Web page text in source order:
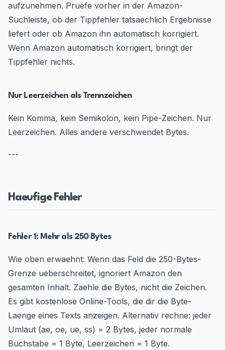
aufzunehmen. Pruefe vorher in der Amazon-
Suchleiste, ob der Tippfehler tatsaechlich Ergebnisse
liefert oder ob Amazon ihn automatisch korrigiert.
Wenn Amazon automatisch korrigiert, bringt der
Tippfehler nichts.
Nur Leerzeichen als Trennzeichen
Kein Komma, kein Semikolon, kein Pipe-Zeichen. Nur
Leerzeichen. Alles andere verschwendet Bytes.
---
Haeufige Fehler
Fehler 1: Mehr als 250 Bytes
Wie oben erwaehnt: Wenn das Feld die 250-Bytes-
Grenze ueberschreitet, ignoriert Amazon den
gesamten Inhalt. Zaehle die Bytes, nicht die Zeichen.
Es gibt kostenlose Online-Tools, die dir die Byte-
Laenge eines Texts anzeigen. Alternativ rechne: jeder
Umlaut (ae, oe, ue, ss) = 2 Bytes, jeder normale
Buchstabe = 1 Byte, Leerzeichen = 1 Byte.